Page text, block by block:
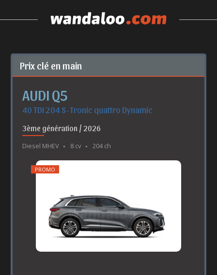
Prix clé en main
AUDI Q5
40 TDI 204 S-Tronic quattro Dynamic
3ème génération / 2026
Diesel MHEV 8 cv 204 ch
PROMO